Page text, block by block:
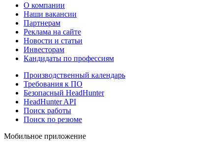
О компании
Наши вакансии
Партнерам
Реклама на сайте
Новости и статьи
Инвесторам
Кандидаты по профессиям
Производственный календарь
Требования к ПО
Безопасный HeadHunter
HeadHunter API
Поиск работы
Поиск по резюме
Мобильное приложение